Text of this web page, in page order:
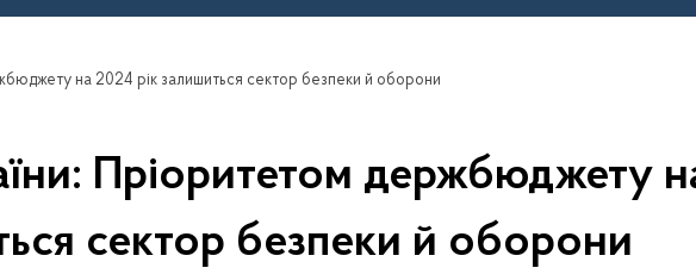
на 2024 рік залишиться сектор безпеки й оборони
Пріоритетом держбюджету
сектор безпеки й оборони